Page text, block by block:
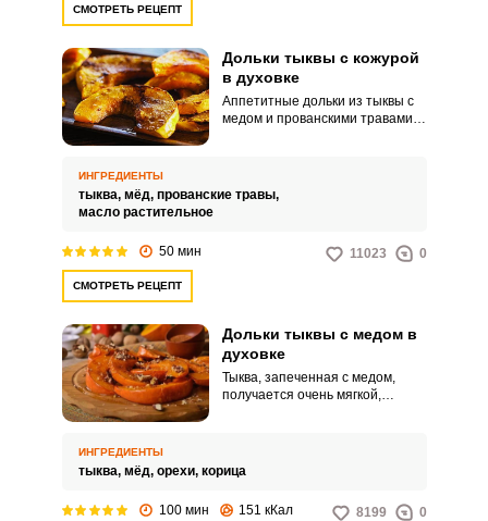
СМОТРЕТЬ РЕЦЕПТ
Дольки тыквы с кожурой
в духовке
Аппетитные дольки из тыквы с
медом и прованскими травами –
мягкие, очень вкусные кусочки
тыквы точно понравится вашим
ИНГРЕДИЕНТЫ
тыква, мёд, прованские травы,
масло растительное
50 мин 11023 0
СМОТРЕТЬ РЕЦЕПТ
Дольки тыквы с медом в
духовке
Тыква, запеченная с медом,
получается очень мягкой,
пп рациона.
ИНГРЕДИЕНТЫ
тыква, мёд, орехи, корица
100 мин 151 кКал 8199 0